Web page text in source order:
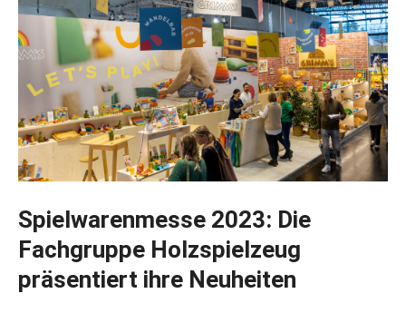
Spielwarenmesse 2023: Die
Fachgruppe Holzspielzeug
präsentiert ihre Neuheiten